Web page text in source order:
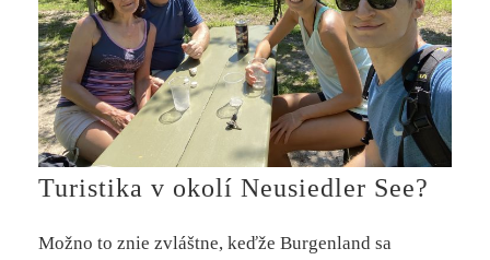
Turistika v okolí Neusiedler See?
Možno to znie zvláštne, keďže Burgenland sa